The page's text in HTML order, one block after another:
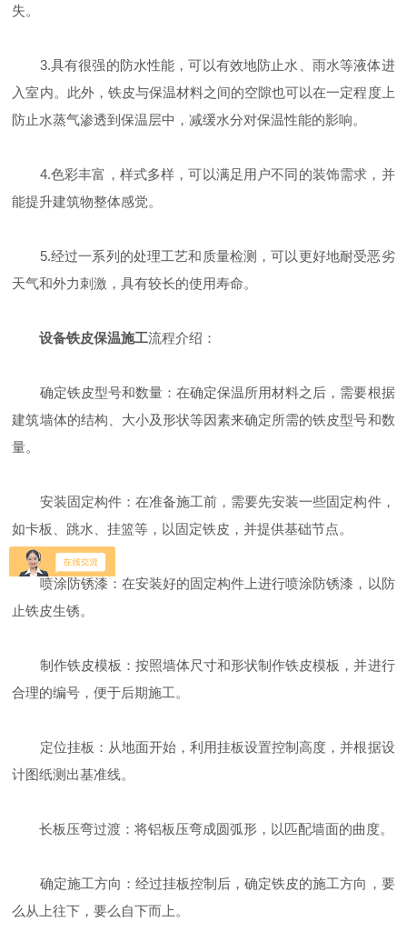
失。
3.具有很强的防水性能，可以有效地防止水、雨水等液体进
入室内。此外，铁皮与保温材料之间的空隙也可以在一定程度上
防止水蒸气渗透到保温层中，减缓水分对保温性能的影响。
4.色彩丰富，样式多样，可以满足用户不同的装饰需求，并
能提升建筑物整体感觉。
5.经过一系列的处理工艺和质量检测，可以更好地耐受恶劣
天气和外力刺激，具有较长的使用寿命。
设备铁皮保温施工流程介绍：
确定铁皮型号和数量：在确定保温所用材料之后，需要根据
建筑墙体的结构、大小及形状等因素来确定所需的铁皮型号和数
量。
安装固定构件：在准备施工前，需要先安装一些固定构件，
如卡板、跳水、挂篮等，以固定铁皮，并提供基础节点。
喷涂防锈漆：在安装好的固定构件上进行喷涂防锈漆，以防
止铁皮生锈。
制作铁皮模板：按照墙体尺寸和形状制作铁皮模板，并进行
合理的编号，便于后期施工。
定位挂板：从地面开始，利用挂板设置控制高度，并根据设
计图纸测出基准线。
长板压弯过渡：将铝板压弯成圆弧形，以匹配墙面的曲度。
确定施工方向：经过挂板控制后，确定铁皮的施工方向，要
么从上往下，要么自下而上。